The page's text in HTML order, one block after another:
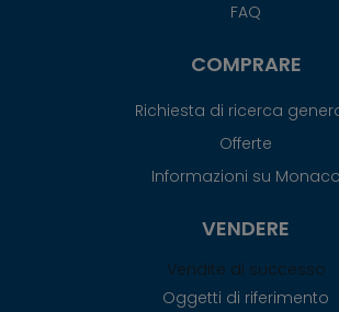
FAQ
COMPRARE
Richiesta di ricerca
Offerte
Informazioni su Monaco
VENDERE
Vendite di successo
Oggetti di riferimento